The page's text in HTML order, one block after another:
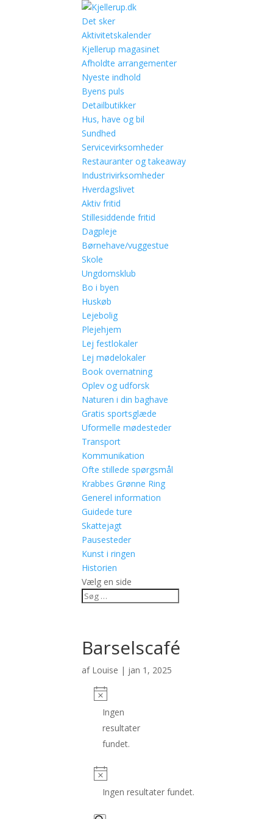
Det sker
Aktivitetskalender
Kjellerup magasinet
Afholdte arrangementer
Nyeste indhold
Byens puls
Detailbutikker
Hus, have og bil
Sundhed
Servicevirksomheder
Restauranter og takeaway
Industrivirksomheder
Hverdagslivet
Aktiv fritid
Stillesiddende fritid
Dagpleje
Børnehave/vuggestue
Skole
Ungdomsklub
Bo i byen
Huskøb
Lejebolig
Plejehjem
Lej festlokaler
Lej mødelokaler
Book overnatning
Oplev og udforsk
Naturen i din baghave
Gratis sportsglæde
Uformelle mødesteder
Transport
Kommunikation
Ofte stillede spørgsmål
Krabbes Grønne Ring
Generel information
Guidede ture
Skattejagt
Pausesteder
Kunst i ringen
Historien
Vælg en side
Barselscafé
af Louise | jan 1, 2025
Ingen
resultater
fundet.
Ingen resultater fundet.